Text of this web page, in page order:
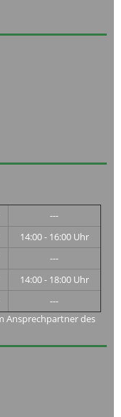
---
14:00 - 16:00 Uhr
---
14:00 - 18:00 Uhr
---
Ansprechpartner des